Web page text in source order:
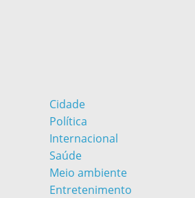
Cidade
Política
Internacional
Saúde
Meio ambiente
Entretenimento